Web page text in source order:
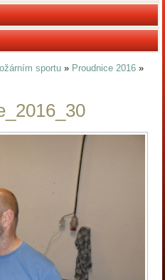
sportu» Proudnice 2016»